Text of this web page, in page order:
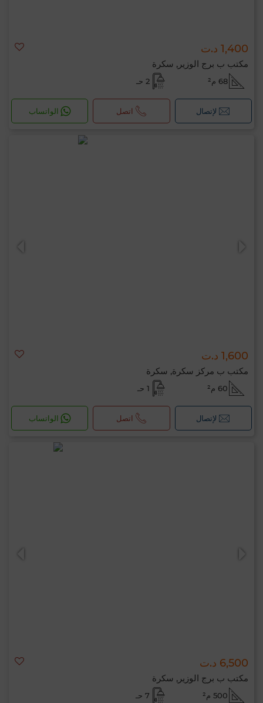
1,400 د.ت
مكتب ب برج الوزير, سكرة
68 م² 2 حـ
لإتصال اتصل الواتساب
1,600 د.ت
مكتب ب مركز سكرة, سكرة
60 م² 1 حـ
لإتصال اتصل الواتساب
6,500 د.ت
مكتب ب برج الوزير, سكرة
500 م² 7 حـ